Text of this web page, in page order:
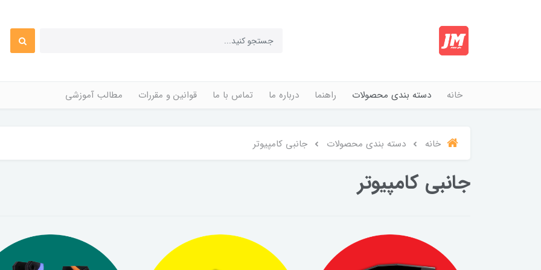
خانه دسته بندی محصولات راهنما درباره ما تماس با ما قوانین و مقررات مطالب آموزشی
خانه دسته بندی محصولات جانبی کامپیوتر
جانبی کامپیوتر